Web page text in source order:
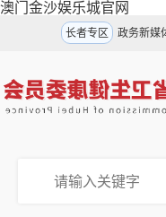
澳门金沙娱乐城官网
长者专区 政务新媒